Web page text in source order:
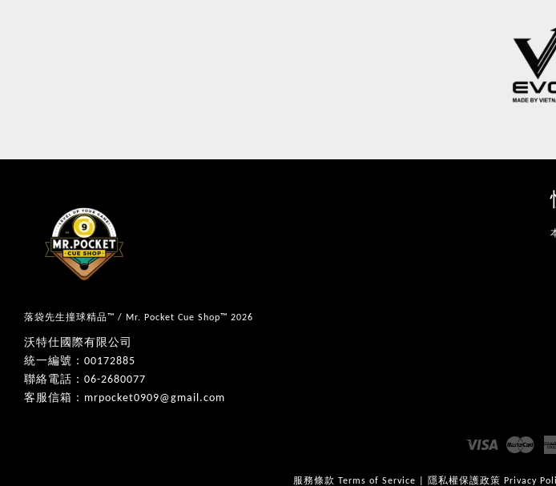
落袋先生撞球精品™ / Mr. Pocket Cue Shop™ 2026
沃特仕國際有限公司
統一編號：00172885
聯絡電話：06-2680077
客服信箱：mrpocket0909@gmail.com
Visa
服務條款 Terms of Service 隱私權保護政策 Privacy